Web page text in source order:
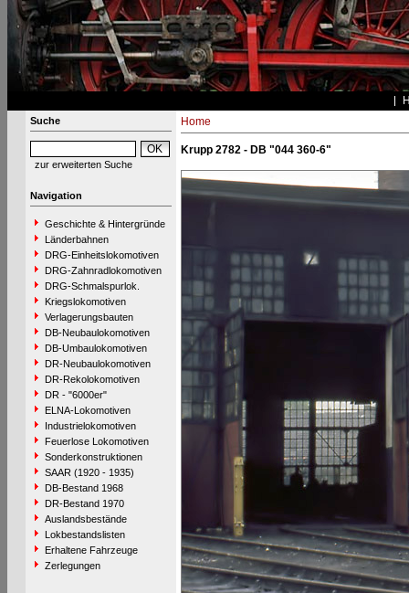
Suche
zur erweiterten Suche
Navigation
Geschichte & Hintergründe
Länderbahnen
DRG-Einheitslokomotiven
DRG-Zahnradlokomotiven
DRG-Schmalspurlok.
Kriegslokomotiven
Verlagerungsbauten
DB-Neubaulokomotiven
DB-Umbaulokomotiven
DR-Neubaulokomotiven
DR-Rekolokomotiven
DR - "6000er"
ELNA-Lokomotiven
Industrielokomotiven
Feuerlose Lokomotiven
Sonderkonstruktionen
SAAR (1920 - 1935)
DB-Bestand 1968
DR-Bestand 1970
Auslandsbestände
Lokbestandslisten
Erhaltene Fahrzeuge
Zerlegungen
Home
Krupp 2782 - DB "044 360-6"